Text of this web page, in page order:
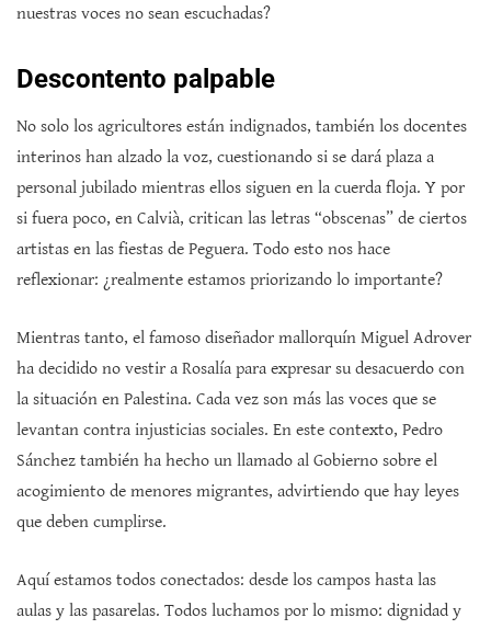
nuestras voces no sean escuchadas?
Descontento palpable
No solo los agricultores están indignados, también los docentes
interinos han alzado la voz, cuestionando si se dará plaza a
personal jubilado mientras ellos siguen en la cuerda floja. Y por
si fuera poco, en Calvià, critican las letras “obscenas” de ciertos
artistas en las fiestas de Peguera. Todo esto nos hace
reflexionar: ¿realmente estamos priorizando lo importante?
Mientras tanto, el famoso diseñador mallorquín Miguel Adrover
ha decidido no vestir a Rosalía para expresar su desacuerdo con
la situación en Palestina. Cada vez son más las voces que se
levantan contra injusticias sociales. En este contexto, Pedro
Sánchez también ha hecho un llamado al Gobierno sobre el
acogimiento de menores migrantes, advirtiendo que hay leyes
que deben cumplirse.
Aquí estamos todos conectados: desde los campos hasta las
aulas y las pasarelas. Todos luchamos por lo mismo: dignidad y